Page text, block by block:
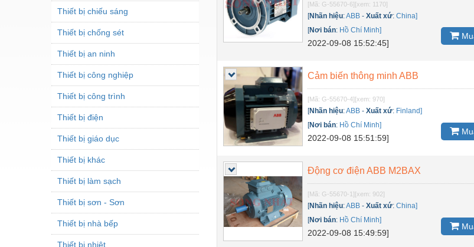
Thiết bị chiếu sáng
Thiết bị chống sét
Thiết bị an ninh
Thiết bị công nghiệp
Thiết bị công trình
Thiết bị điện
Thiết bị giáo dục
Thiết bị khác
Thiết bị làm sạch
Thiết bị sơn - Sơn
Thiết bị nhà bếp
Thiết bị nhiệt
[Mã: G-55670-6] [xem: 1170]
[Nhãn hiệu:ABB -Xuất xứ:China]
[Nơi bán: Hồ Chí Minh]
2022-09-08 15:52:45]
Cảm biến thông minh ABB
[Mã: G-55670-4] [xem: 970]
[Nhãn hiệu:ABB -Xuất xứ: Finland]
[Nơi bán: Hồ Chí Minh]
2022-09-08 15:51:59]
Động cơ điện ABB M2BAX
[Mã: G-55670-1] [xem: 902]
[Nhãn hiệu:ABB -Xuất xứ:China]
[Nơi bán: Hồ Chí Minh]
2022-09-08 15:49:59]